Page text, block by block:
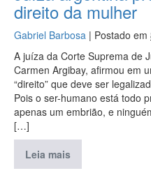
direito da mulher
Gabriel Barbosa | Postado em
A juíza da Corte Suprema de
Carmen Argibay, afirmou em
“direito” que deve ser
Pois o ser-humano está todo
apenas um embrião, e
[…]
Leia mais